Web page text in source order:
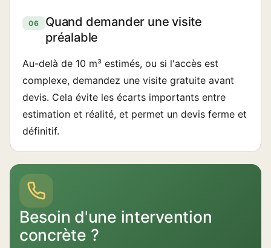
06
Quand demander une visite
préalable
Au-delà de 10 m³ estimés, ou si l'accès est
complexe, demandez une visite gratuite avant
devis. Cela évite les écarts importants entre
estimation et réalité, et permet un devis ferme et
définitif.
Besoin d'une intervention
concrète ?